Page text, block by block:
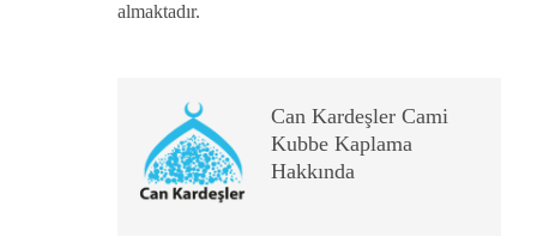
almaktadır.
Can Kardeşler Cami
Kubbe Kaplama
Hakkında